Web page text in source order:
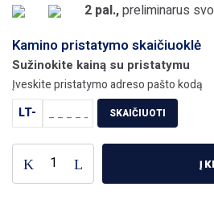
2 pal.,preliminarus
Kamino pristatymo skaičiuoklė
Sužinokite kainą su pristatymu
Įveskite pristatymo adreso pašto kodą
LT-
SKAIČIUOTI
kiekis:
Į